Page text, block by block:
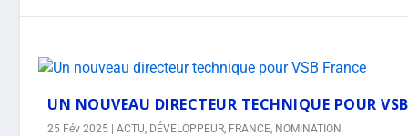
UN NOUVEAU DIRECTEUR TECHNIQUE POUR
25 Fév 2025 |ACTU, DÉVELOPPEUR, FRANCE, NOMINATION